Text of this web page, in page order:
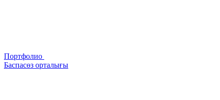
Портфолио
Баспасөз орталығы